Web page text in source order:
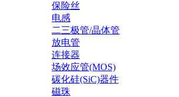
保险丝
电感
二三极管/晶体管
放电管
连接器
场效应管(MOS)
碳化硅(SiC)器件
磁珠